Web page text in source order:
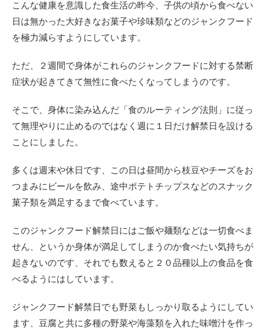
こんな健康を意識した食生活の昨今、子供の頃から食べない
日は無かった大好きなお菓子や珍味類などのジャンクフード
を極力減らすようにしています。
ただ、２週間で身体がこれらのジャンクフードに対する禁断
症状が起きてきて無性に食べたくなってしまうのです。
そこで、身体に染み込んだ「食のルーティング法則」に従っ
て無理やりに止めるのではなく週に１日だけ解禁日を設ける
ことにしました。
多くは週末や休日です、この日は昼間から枝豆やチーズをお
つまみにビールを飲み、途中ポテトチップスなどのスナック
菓子類を満足するまで食べています。
このジャンクフード解禁日にはご飯や麺類などは一切食べま
せん、というか身体が満足してしまうのか食べたい気持ちが
起きないのです、それでも数えると２０品種以上の食品を食
べるようにはしています。
ジャンクフード解禁日でも野菜もしっかり取るようにしてい
ます、豆腐と共に多種の野菜や海藻類を入れた味噌汁を作っ